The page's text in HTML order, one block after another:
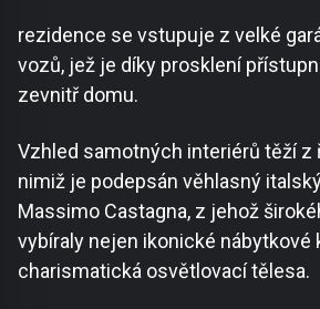
rezidence se vstupuje z velké
vozů, jež je díky prosklení
zevnitř domu.
Vzhled samotných interiérů těží z
nimiž je podepsán věhlasný
Massimo Castagna, z jehož
vybíraly nejen ikonické nábytkové
charismatická osvětlovací tělesa.